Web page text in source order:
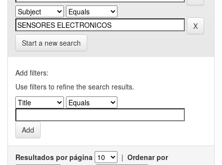
Start a new search
Add filters:
Use filters to refine the search results.
Resultados por página | Ordenar por